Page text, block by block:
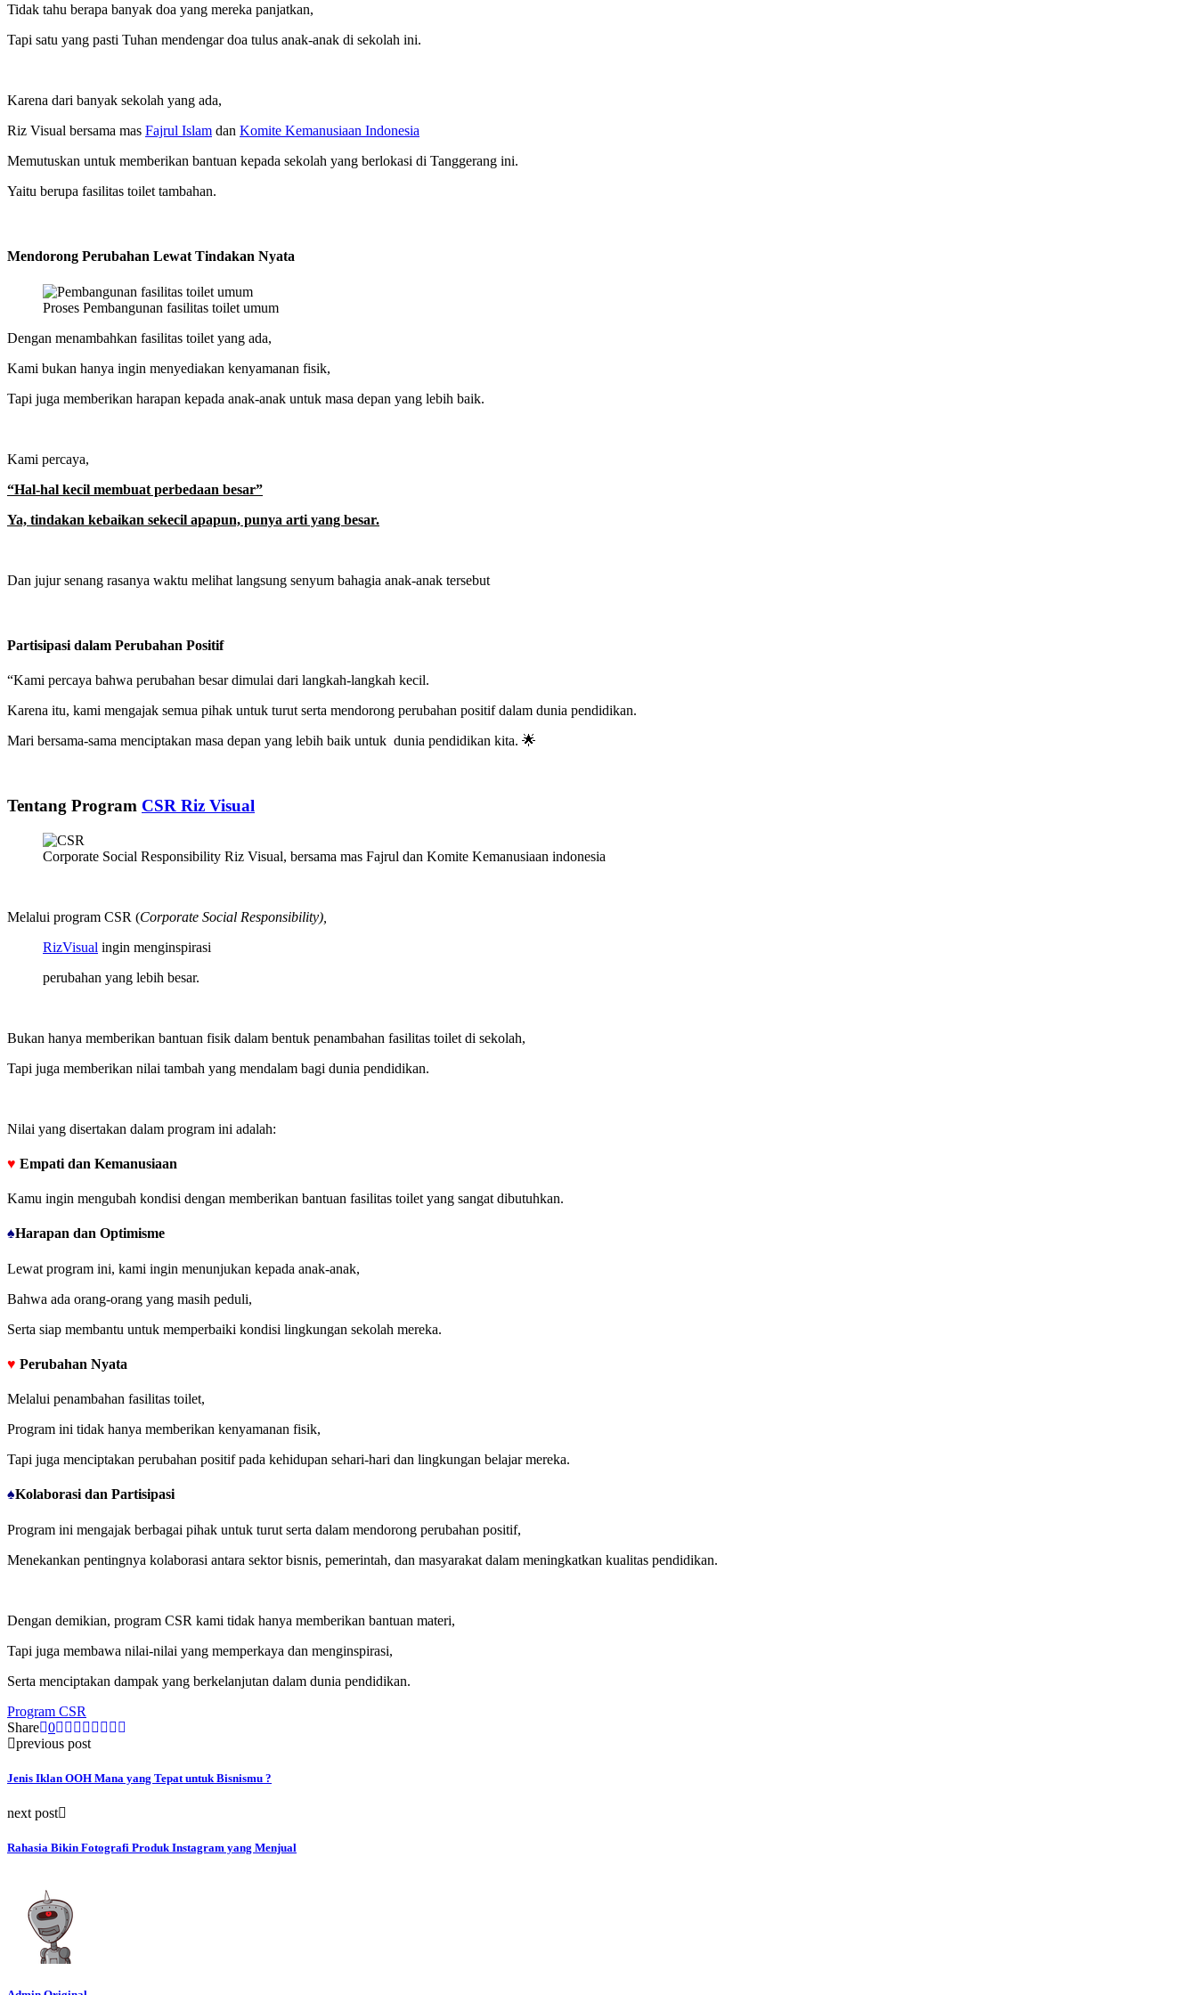
Tidak tahu berapa banyak doa yang mereka panjatkan,
Tapi satu yang pasti Tuhan mendengar doa tulus anak-anak di sekolah ini.
Karena dari banyak sekolah yang ada,
Riz Visual bersama mas Fajrul Islam dan Komite Kemanusiaan Indonesia
Memutuskan untuk memberikan bantuan kepada sekolah yang berlokasi di Tanggerang ini.
Yaitu berupa fasilitas toilet tambahan.
Mendorong Perubahan Lewat Tindakan Nyata
Proses Pembangunan fasilitas toilet umum
Dengan menambahkan fasilitas toilet yang ada,
Kami bukan hanya ingin menyediakan kenyamanan fisik,
Tapi juga memberikan harapan kepada anak-anak untuk masa depan yang lebih baik.
Kami percaya,
“Hal-hal kecil membuat perbedaan besar”
Ya, tindakan kebaikan sekecil apapun, punya arti yang besar.
Dan jujur senang rasanya waktu melihat langsung senyum bahagia anak-anak tersebut
Partisipasi dalam Perubahan Positif
“Kami percaya bahwa perubahan besar dimulai dari langkah-langkah kecil.
Karena itu, kami mengajak semua pihak untuk turut serta mendorong perubahan positif dalam dunia pendidikan.
Mari bersama-sama menciptakan masa depan yang lebih baik untuk dunia pendidikan kita. 🌟
Tentang Program CSR Riz Visual
Corporate Social Responsibility Riz Visual, bersama mas Fajrul dan Komite Kemanusiaan indonesia
Melalui program CSR (Corporate Social Responsibility),
RizVisual ingin menginspirasi
perubahan yang lebih besar.
Bukan hanya memberikan bantuan fisik dalam bentuk penambahan fasilitas toilet di sekolah,
Tapi juga memberikan nilai tambah yang mendalam bagi dunia pendidikan.
Nilai yang disertakan dalam program ini adalah:
♥ Empati dan Kemanusiaan
Kamu ingin mengubah kondisi dengan memberikan bantuan fasilitas toilet yang sangat dibutuhkan.
♠Harapan dan Optimisme
Lewat program ini, kami ingin menunjukan kepada anak-anak,
Bahwa ada orang-orang yang masih peduli,
Serta siap membantu untuk memperbaiki kondisi lingkungan sekolah mereka.
♥ Perubahan Nyata
Melalui penambahan fasilitas toilet,
Program ini tidak hanya memberikan kenyamanan fisik,
Tapi juga menciptakan perubahan positif pada kehidupan sehari-hari dan lingkungan belajar mereka.
♠Kolaborasi dan Partisipasi
Program ini mengajak berbagai pihak untuk turut serta dalam mendorong perubahan positif,
Menekankan pentingnya kolaborasi antara sektor bisnis, pemerintah, dan masyarakat dalam meningkatkan kualitas pendidikan.
Dengan demikian, program CSR kami tidak hanya memberikan bantuan materi,
Tapi juga membawa nilai-nilai yang memperkaya dan menginspirasi,
Serta menciptakan dampak yang berkelanjutan dalam dunia pendidikan.
Program CSR
Share 0
previous post
Jenis Iklan OOH Mana yang Tepat untuk Bisnismu ?
next post
Rahasia Bikin Fotografi Produk Instagram yang Menjual